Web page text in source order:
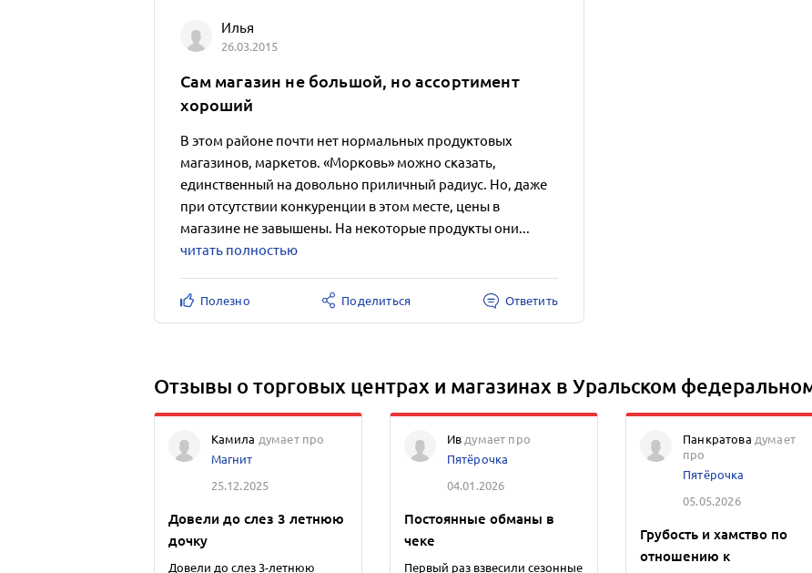
Илья
26.03.2015
Сам магазин не большой, но ассортимент
хороший
В этом районе почти нет нормальных продуктовых
магазинов, маркетов. «Морковь» можно сказать,
единственный на довольно приличный радиус. Но, даже
при отсутствии конкуренции в этом месте, цены в
магазине не завышены. На некоторые продукты они...
читать полностью
Полезно Поделиться Ответить
Отзывы о торговых центрах и магазинах в Уральском
Камила думает про
Магнит
25.12.2025
Довели до слез 3 летнюю
дочку
Довели до слез 3-летнюю
Ив думает про
Пятёрочка
04.01.2026
Постоянные обманы в
чеке
Первый раз взвесили сезонные
Панкратова думает
про
Пятёрочка
05.05.2026
Грубость и хамство по
отношению к